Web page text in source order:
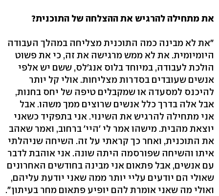
את מתחילה להרגיש את ההצלחה של התוכנית?
"את לא מבינה כמה התוכנית מצליחה במהלך העבודה
היומיומית. את לא ממש מרגישה את זה, כי את פשוט
הולכת לעבודה, במיוחד בלוס אנג'לס, ששם יש אלפי
אנשים שעובדים בסדרות מצליחות. אולי קל יותר
להיכנס למסעדה או שמקבלים טיפה של יחס בחנות,
אבל אלה בדרך כלל אנשים שרוצים ממך משהו. אבל
אני מתחילה להרגיש את השינוי. אני בתפקיד כשאני
יוצאת מהבית. מישהו אמר לי 'היי' ברחוב, ואמר שאהב
את התוכנית, ואחר כך קראתי על זה. השיחה שניהלתי
איתו והשיחה שפורסמה היתה שונה. אני אוהבת לדבר
עם אנשים, אבל פתאום אני מבינה בחודשים האחרונים
שאולי הם יודעים עליי יותר ממה שאני יודעת עליהם,
ואולי מה שאני אומרת להם יופיע פתאום מחר בעיתון".